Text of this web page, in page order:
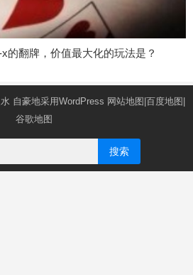
x的翻牌，价值最大化的玩法是？
自豪地采用WordPress 网站地图 百度地图
谷歌地图
搜索